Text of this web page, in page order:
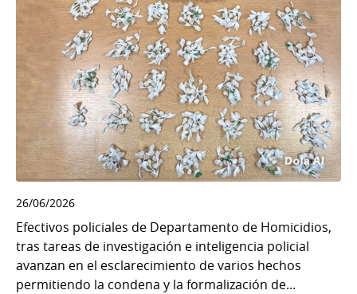
26/06/2026
Efectivos policiales de Departamento de Homicidios,
tras tareas de investigación e inteligencia policial
avanzan en el esclarecimiento de varios hechos
permitiendo la condena y la formalización de...